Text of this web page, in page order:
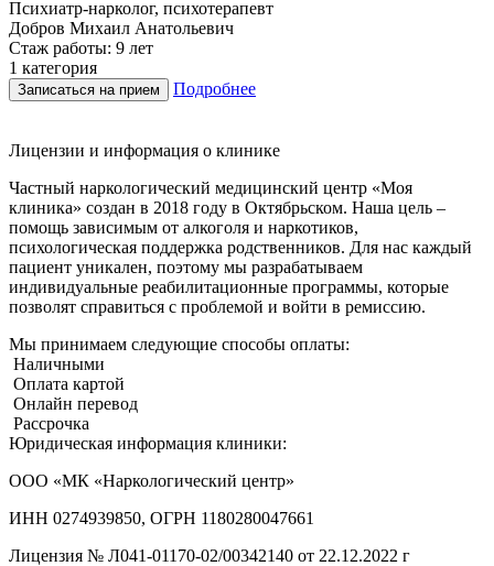
Психиатр-нарколог, психотерапевт
Добров Михаил Анатольевич
Стаж работы: 9 лет
1 категория
Записаться на прием Подробнее
Лицензии и информация о клинике
Частный наркологический медицинский центр «Моя
клиника» создан в 2018 году в Октябрьском. Наша цель –
помощь зависимым от алкоголя и наркотиков,
психологическая поддержка родственников. Для нас каждый
пациент уникален, поэтому мы разрабатываем
индивидуальные реабилитационные программы, которые
позволят справиться с проблемой и войти в ремиссию.
Мы принимаем следующие способы оплаты:
Наличными
Оплата картой
Онлайн перевод
Рассрочка
Юридическая информация клиники:
ООО «МК «Наркологический центр»
ИНН 0274939850, ОГРН 1180280047661
Лицензия № Л041-01170-02/00342140 от 22.12.2022 г